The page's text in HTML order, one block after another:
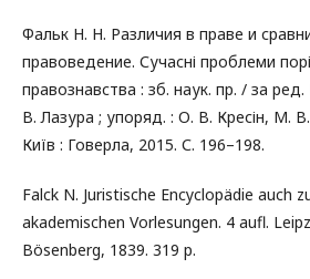
Фальк Н. Н. Различия в праве и
правоведение. Сучасні проблеми
правознавства : зб. наук. пр. / за
В. Лазура ; упоряд. : О. В. Кресін, М.
Київ : Говерла, 2015. С. 196–198.
Falck N. Juristische Encyclopädie auch
akademischen Vorlesungen. 4 aufl.
Bösenberg, 1839. 319 р.